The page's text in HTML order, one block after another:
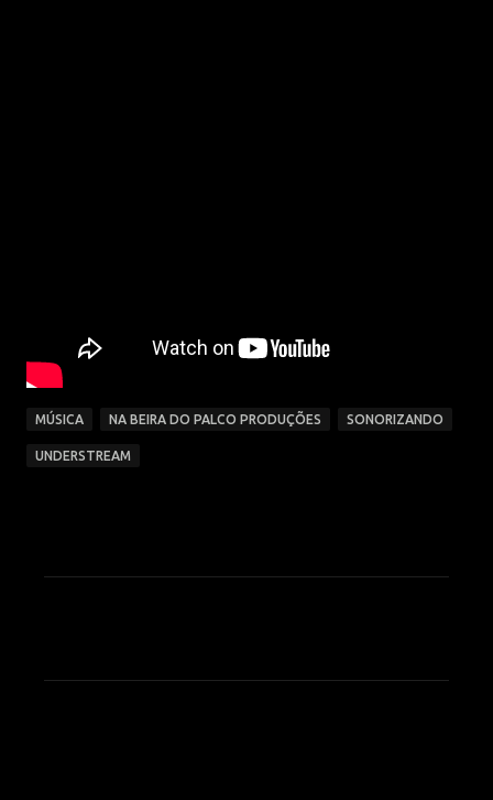
MÚSICA NA BEIRA DO PALCO PRODUÇÕES SONORIZANDO
UNDERSTREAM